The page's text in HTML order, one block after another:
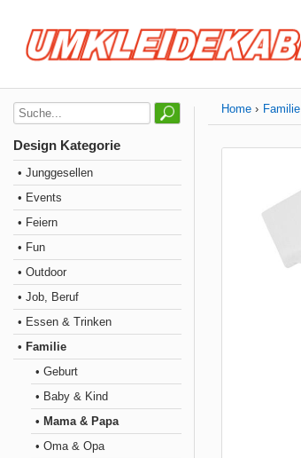
Design Kategorie
• Junggesellen
• Events
• Feiern
• Fun
• Outdoor
• Job, Beruf
• Essen & Trinken
• Familie
• Geburt
• Baby & Kind
• Mama & Papa
• Oma & Opa
Home Familie